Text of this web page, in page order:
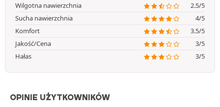
Wilgotna nawierzchnia
2.5/5
Sucha nawierzchnia
4/5
Komfort
3.5/5
Jakość/Cena
3/5
Hałas
3/5
OPINIE UŻYTKOWNIKÓW